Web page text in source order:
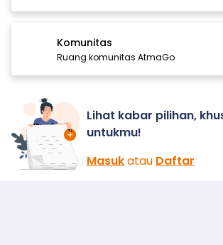
Komunitas
Ruang komunitas AtmaGo
Lihat kabar pilihan,
untukmu!
Masukatau Daftar